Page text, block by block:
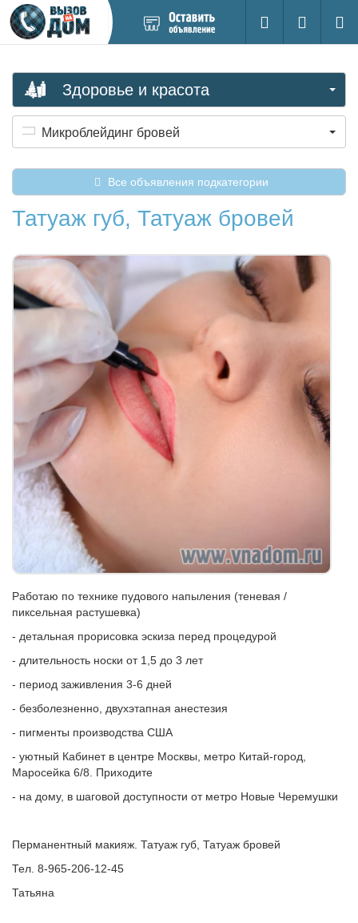
новое
Поиск
Вход на
Здоровье и красота
Микроблейдинг бровей
Все объявления подкатегории
Татуаж губ, Татуаж бровей
Работаю по технике пудового напыления (теневая /
пиксельная растушевка)
- детальная прорисовка эскиза перед процедурой
- длительность носки от 1,5 до 3 лет
- период заживления 3-6 дней
- безболезненно, двухэтапная анестезия
- пигменты производства США
- уютный Кабинет в центре Москвы, метро Китай-город,
Маросейка 6/8. Приходите
- на дому, в шаговой доступности от метро Новые Черемушки
Перманентный макияж. Татуаж губ, Татуаж бровей
Тел. 8-965-206-12-45
Татьяна